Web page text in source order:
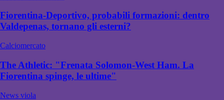
Fiorentina-Deportivo, probabili formazioni: dentro
Valdepenas, tornano gli esterni?
Calciomercato
The Athletic: "Frenata Solomon-West Ham. La
Fiorentina spinge, le ultime"
News viola